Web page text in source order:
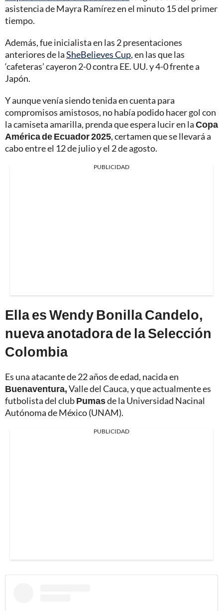
asistencia de Mayra Ramírez en el minuto 15 del primer
tiempo.
Además, fue inicialista en las 2 presentaciones
anteriores de laSheBelieves Cup, en las que las
‘cafeteras’ cayeron 2-0 contra EE. UU. y 4-0 frente a
Japón.
Y aunque venía siendo tenida en cuenta para
compromisos amistosos, no había podido hacer gol con
la camiseta amarilla, prenda que espera lucir en laCopa
América de Ecuador 2025, certamen que se llevará a
cabo entre el 12 de julio y el 2 de agosto.
PUBLICIDAD
Ella es Wendy Bonilla Candelo,
nueva anotadora de la Selección
Colombia
Es una atacante de 22 años de edad, nacida en
Buenaventura,Valle del Cauca, y que actualmente es
futbolista del clubPumasde la Universidad Nacinal
Autónoma de México (UNAM).
PUBLICIDAD